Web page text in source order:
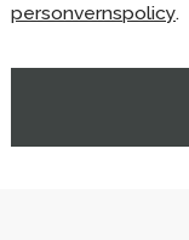
personvernspolicy.